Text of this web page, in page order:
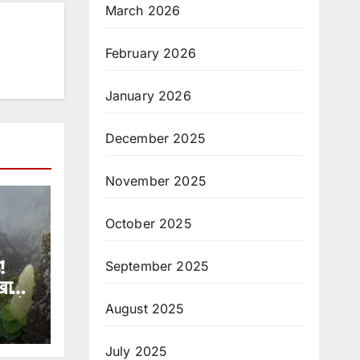
है
March 2026
February 2026
January 2026
December 2025
November 2025
October 2025
September 2025
August 2025
July 2025